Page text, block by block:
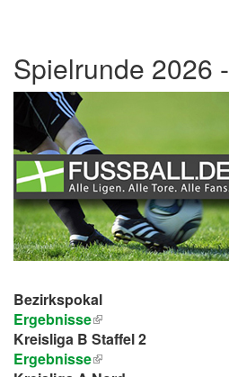
Spielrunde 2026
Bezirkspokal
Ergebnisse
Kreisliga B Staffel 2
Ergebnisse